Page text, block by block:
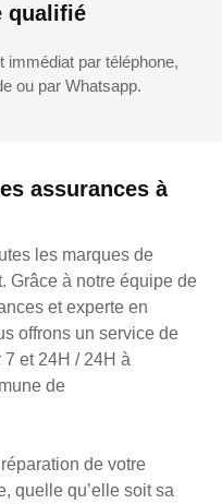
assurances à
les marques de
Grâce à notre équipe de
et experte en
offrons un service de
7 et 24H / 24H à
de
de votre
quelle qu’elle soit sa
qualifié
immédiat par téléphone,
ou par Whatsapp.